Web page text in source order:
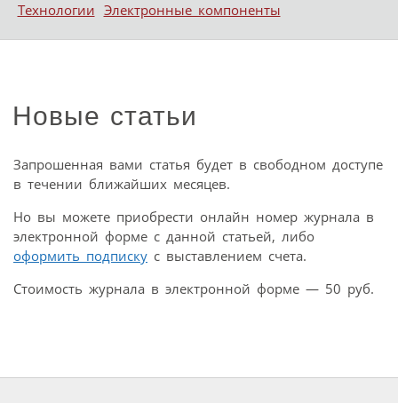
Технологии Электронные компоненты
Новые статьи
Запрошенная вами статья будет в свободном доступе
в течении ближайших месяцев.
Но вы можете приобрести онлайн номер журнала в
электронной форме с данной статьей, либо
оформить подписку с выставлением счета.
Стоимость журнала в электронной форме — 50 руб.